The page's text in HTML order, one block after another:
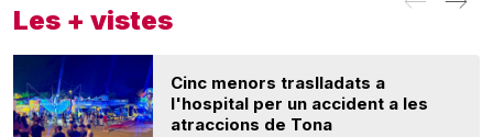
Les + vistes
Cinc menors traslladats a
l'hospital per un accident a les
atraccions de Tona